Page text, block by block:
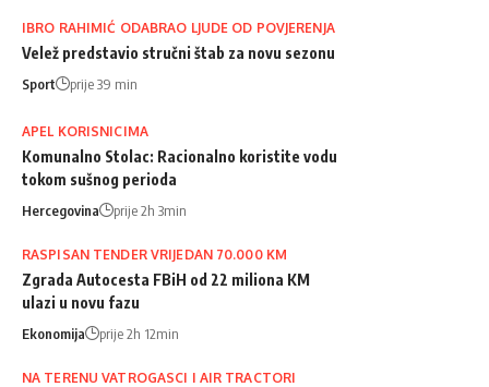
IBRO RAHIMIĆ ODABRAO LJUDE OD POVJERENJA
Velež predstavio stručni štab za novu sezonu
Sport prije 39 min
APEL KORISNICIMA
Komunalno Stolac: Racionalno koristite vodu
tokom sušnog perioda
Hercegovina prije 2h 3min
RASPISAN TENDER VRIJEDAN 70.000 KM
Zgrada Autocesta FBiH od 22 miliona KM
ulazi u novu fazu
Ekonomija prije 2h 12min
NA TERENU VATROGASCI I AIR TRACTORI